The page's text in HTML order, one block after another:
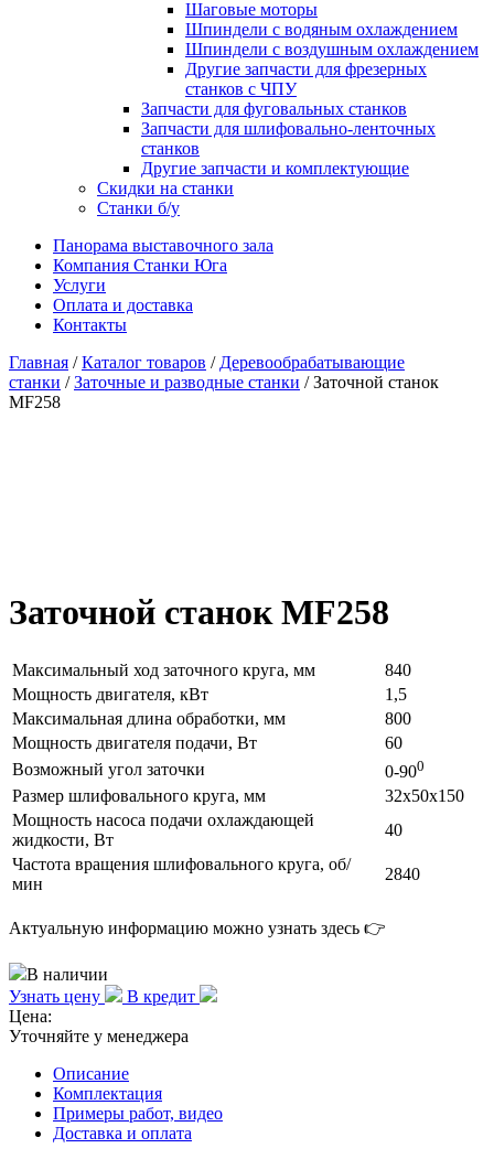
Шаговые моторы
Шпиндели с водяным охлаждением
Шпиндели с воздушным охлаждением
Другие запчасти для фрезерных
станков с ЧПУ
Запчасти для фуговальных станков
Запчасти для шлифовально-ленточных
станков
Другие запчасти и комплектующие
Скидки на станки
Станки б/у
Панорама выставочного зала
Компания Станки Юга
Услуги
Оплата и доставка
Контакты
Главная /Каталог товаров / Деревообрабатывающие
станки /Заточные и разводные станки / Заточной станок
MF258
Заточной станок MF258
Максимальный ход заточного круга, мм
840
Мощность двигателя, кВт
1,5
Максимальная длина обработки, мм
800
Мощность двигателя подачи, Вт
60
Возможный угол заточки
0-900
Размер шлифовального круга, мм
32х50х150
Мощность насоса подачи охлаждающей
жидкости, Вт
40
Частота вращения шлифовального круга, об/
мин
2840
Актуальную информацию можно узнать здесь 👉
В наличии
Узнать цену
В кредит
Цена:
Уточняйте у менеджера
Описание
Комплектация
Примеры работ, видео
Доставка и оплата